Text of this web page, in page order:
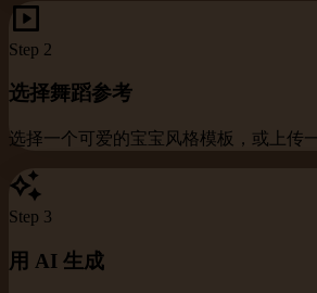
Step 2
选择舞蹈参考
选择一个可爱的宝宝风格模板，或上传
Step 3
用 AI 生成